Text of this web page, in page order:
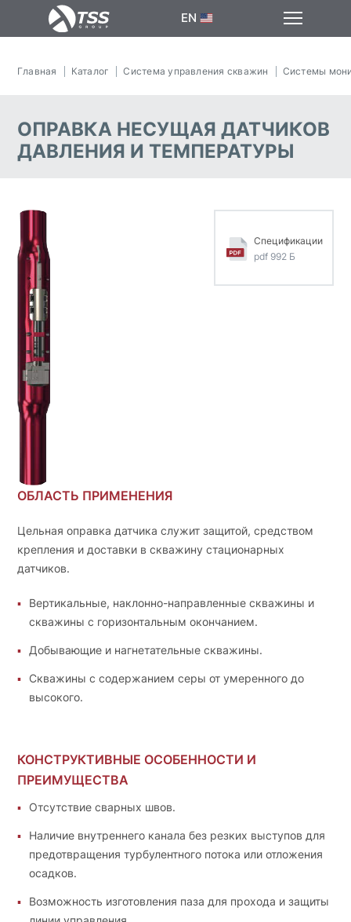
EN
Главная Каталог Система управления скважин Системы
ОПРАВКА НЕСУЩАЯ ДАТЧИКОВ
ДАВЛЕНИЯ И ТЕМПЕРАТУРЫ
Спецификации
pdf 992 Б
ОБЛАСТЬ ПРИМЕНЕНИЯ
Цельная оправка датчика служит защитой, средством
крепления и доставки в скважину стационарных
датчиков.
Вертикальные, наклонно-направленные скважины и
скважины с горизонтальным окончанием.
Добывающие и нагнетательные скважины.
Скважины с содержанием серы от умеренного до
высокого.
КОНСТРУКТИВНЫЕ ОСОБЕННОСТИ И
ПРЕИМУЩЕСТВА
Отсутствие сварных швов.
Наличие внутреннего канала без резких выступов для
предотвращения турбулентного потока или отложения
осадков.
Возможность изготовления паза для прохода и защиты